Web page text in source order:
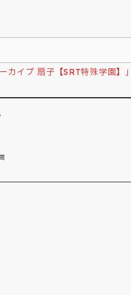
カイブ 扇子【SRT特殊学園】